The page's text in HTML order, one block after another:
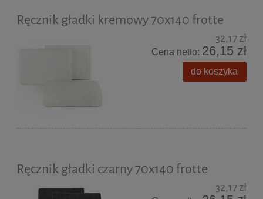
Ręcznik gładki kremowy 70x140 frotte
32,17 zł
Cena netto: 26,15 zł
do koszyka
Ręcznik gładki czarny 70x140 frotte
32,17 zł